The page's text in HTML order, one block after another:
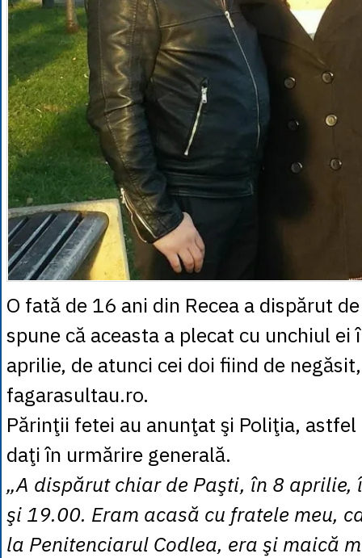
O fată de 16 ani din Recea a dispărut
spune că aceasta a plecat cu unchiul ei
aprilie, de atunci cei doi fiind de
fagarasultau.ro.
Părinţii fetei au anunţat şi Poliţia,
daţi în urmărire generală.
„A dispărut chiar de Paşti, în 8 aprilie,
şi 19.00. Eram acasă cu fratele meu,
la Penitenciarul Codlea, era şi maică